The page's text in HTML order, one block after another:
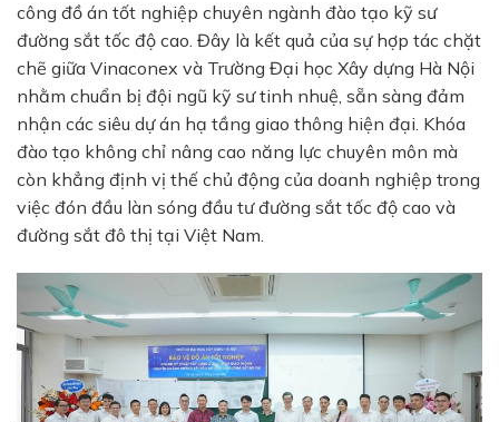
công đồ án tốt nghiệp chuyên ngành đào tạo kỹ sư
đường sắt tốc độ cao. Đây là kết quả của sự hợp tác chặt
chẽ giữa Vinaconex và Trường Đại học Xây dựng Hà Nội
nhằm chuẩn bị đội ngũ kỹ sư tinh nhuệ, sẵn sàng đảm
nhận các siêu dự án hạ tầng giao thông hiện đại. Khóa
đào tạo không chỉ nâng cao năng lực chuyên môn mà
còn khẳng định vị thế chủ động của doanh nghiệp trong
việc đón đầu làn sóng đầu tư đường sắt tốc độ cao và
đường sắt đô thị tại Việt Nam.